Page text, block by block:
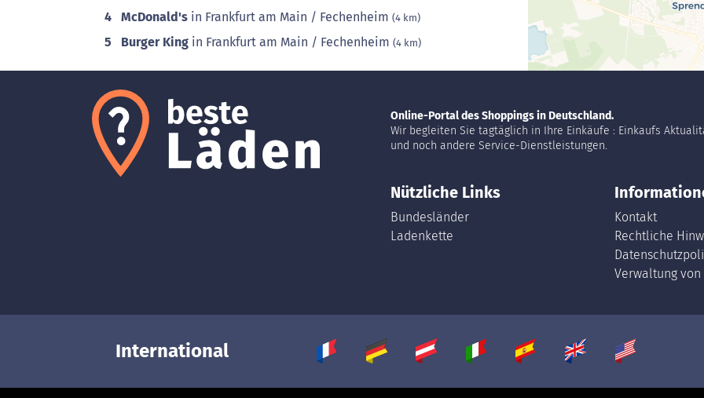
4 McDonald's in Frankfurt am Main / Fechenheim (4 km)
5 Burger King in Frankfurt am Main / Fechenheim (4 km)
Online-Portal des Shoppings in Deutschland.
Wir begleiten Sie tagtäglich in Ihre Einkäufe : Einkaufs
und noch andere Service-Dienstleistungen.
Nützliche Links
Bundesländer
Ladenkette
Kontakt
Rechtliche
Verwaltung von
International